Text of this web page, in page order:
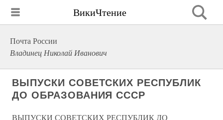
ВикиЧтение
Почта России
Владинец Николай Иванович
ВЫПУСКИ СОВЕТСКИХ РЕСПУБЛИК
ДО ОБРАЗОВАНИЯ СССР
ВЫПУСКИ СОВЕТСКИХ РЕСПУБЛИК ДО